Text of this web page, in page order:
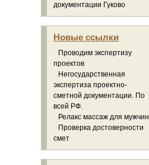
документации Гуково
Новые ссылки
Проводим экспертизу
проектов
Негосударственная
экспертиза проектно-
сметной документации. По
всей РФ.
Релакс массаж для мужчин
Проверка достоверности
смет